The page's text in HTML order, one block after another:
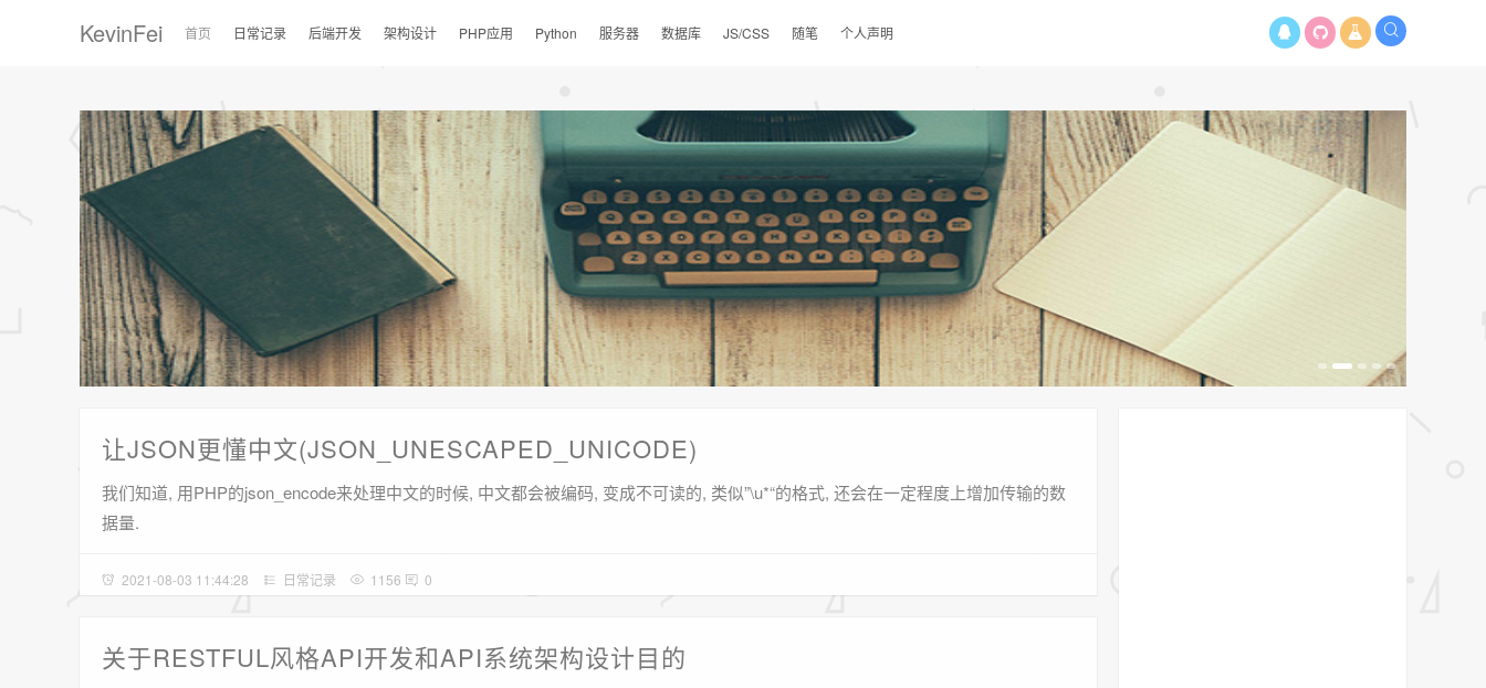
KevinFei 首页 日常记录 后端开发 架构设计 PHP应用 Python 服务器 数据库 JS/CSS 随笔 个人声明
让JSON更懂中文(JSON_UNESCAPED_UNICODE)
我们知道, 用PHP的json_encode来处理中文的时候, 中文都会被编码, 变成不可读的, 类似”\u*“的格式, 还会在一定程度上增加传输的数
据量.
2021-08-03 11:44:28 日常记录 1156 0
关于RESTFUL风格API开发和API系统架构设计目的